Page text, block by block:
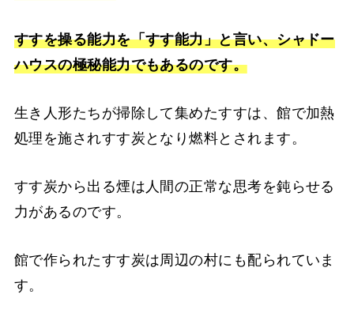
すすを操る能力を「すす能力」と言い、シャドー
ハウスの極秘能力でもあるのです。
生き人形たちが掃除して集めたすすは、館で加熱
処理を施されすす炭となり燃料とされます。
すす炭から出る煙は人間の正常な思考を鈍らせる
力があるのです。
館で作られたすす炭は周辺の村にも配られていま
す。